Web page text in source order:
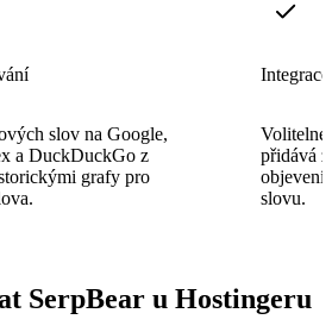
slov na Google,
a DuckDuckGo z
grafy pro
Volitelné
přidává
objevení
slovu.
SerpBear u Hostingeru